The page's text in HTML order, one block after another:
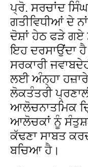
ਪ੍ਰੋ. ਸਰਚਾਂਦ
ਗਤੀਵਿਧੀਆਂ ਦੇ
ਦੋਸ਼ਾਂ ਹੇਠ ਫੜੇ ਗਏ
ਇਹ ਦਰਸਾਉਂਦਾ
ਸਰਕਾਰੀ
ਲਈ ਅੰਨ੍ਹਾ ਹਜ਼ਾਰੇ
ਲੋਕਤੰਤਰੀ
ਆਲੋਚਨਾਤਮਿਕ
ਆਲੋਚਕਾਂ ਨੂੰ
ਕੱਢਣਾ ਸਾਬਤ
ਬਚਿਆ ਹੈ।